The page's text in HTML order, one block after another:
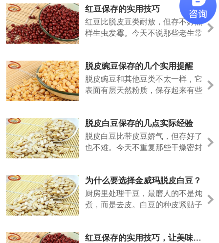
红豆保存的实用技巧
红豆比脱皮豆类耐放，但存不好照
样生虫发霉。今天不说那些老生常
脱皮豌豆保存的几个实用提醒
脱皮豌豆和其他豆类不太一样，它
表面有层天然粉质，保存起来有些
脱皮白豆保存的几点实际经验
脱皮白豆比带皮豆娇气，但存好了
也不难。今天不重复那些干燥密封
为什么要选择金威玛脱皮白豆？
厨房里处理干豆，最磨人的不是炖
煮，而是去皮。白豆的种皮紧贴子
豆，就是把这道工序留在工厂，让
红豆保存的实用技巧，让美味更长久